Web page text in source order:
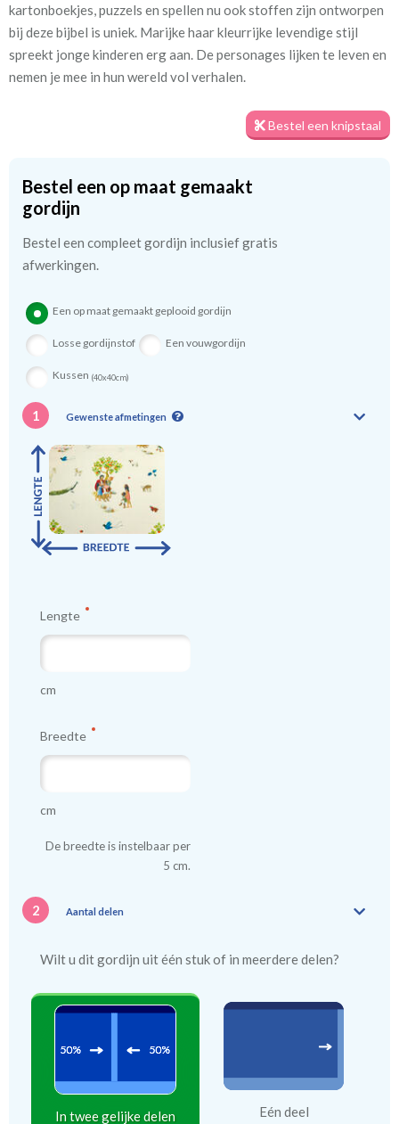
Stofbreedte: 280 cm
Meestal eerder, maar houd
rekening met
circa 2-3 weken
Linnen en viscose
We hebben bijna alle stoffen op voorraad, bestel daarom gerust
eerst een knipstaaltje.
Zo weet u precies met welke kleur en kwaliteit uw gordijnen
worden gemaakt.
Tip:Laat voor aangename verduistering en isolatie de
kindergordijnen voeren: een verschil van dag en nacht!
kartonboekjes, puzzels en spellen nu ook stoffen zijn ontworpen
bij deze bijbel is uniek. Marijke haar kleurrijke levendige stijl
spreekt jonge kinderen erg aan. De personages lijken te leven en
nemen je mee in hun wereld vol verhalen.
Bestel een knipstaal
Bestel een op maat gemaakt
gordijn
Bestel een compleet gordijn inclusief gratis
afwerkingen.
Een op maat gemaakt geplooid gordijn
Losse gordijnstof Een vouwgordijn
Kussen (40x40cm)
1 Gewenste afmetingen
Lengte
cm
Breedte
cm
De breedte is instelbaar per
5 cm.
2 Aantal delen
Wilt u dit gordijn uit één stuk of in meerdere delen?
In twee gelijke delen Eén deel